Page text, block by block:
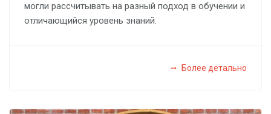
могли рассчитывать на разный подход в обучении и
отличающийся уровень знаний.
Более детально